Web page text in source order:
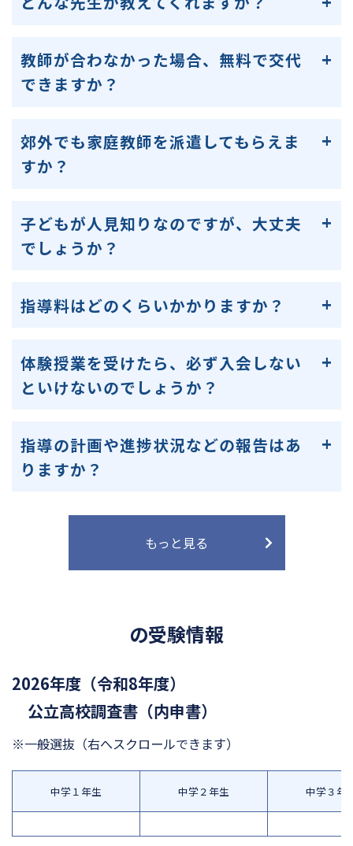
教師が合わなかった場合、無料で交代
できますか？
郊外でも家庭教師を派遣してもらえま
すか？
子どもが人見知りなのですが、大丈夫
でしょうか？
指導料はどのくらいかかりますか？
体験授業を受けたら、必ず入会しない
といけないのでしょうか？
指導の計画や進捗状況などの報告はあ
りますか？
もっと見る
の受験情報
2026年度（令和8年度）
公立高校調査書（内申書）
※一般選抜 （右へスクロールできます）
中学１年生 中学２年生 中学３年